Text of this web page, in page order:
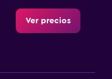
Ver precios